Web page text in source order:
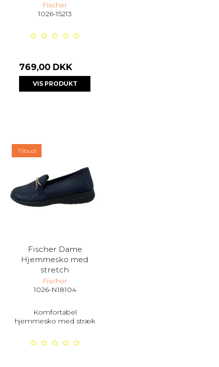
Fischer
1026-15213
769,00 DKK
VIS PRODUKT
Tilbud
Fischer Dame
Hjemmesko med
stretch
Fischer
1026-N18104
Komfortabel
hjemmesko med stræk